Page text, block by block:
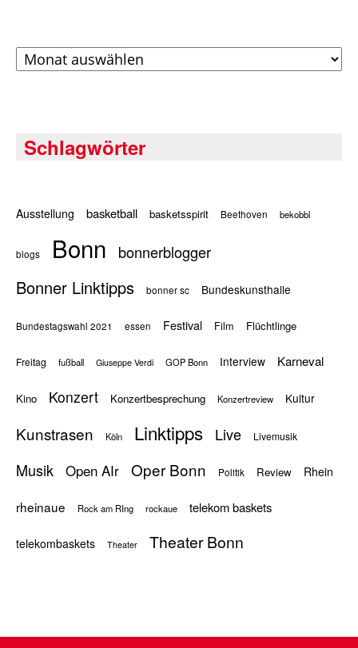
Archiv
Schlagwörter
Ausstellung basketball basketsspirit Beethoven bekobbl
blogs Bonn bonnerblogger
Bonner Linktipps bonner sc Bundeskunsthalle
Bundestagswahl 2021 essen Festival Film Flüchtlinge
Freitag fußball Giuseppe Verdi GOP Bonn Interview Karneval
Kino Konzert Konzertbesprechung Konzertreview Kultur
Kunstrasen Köln Linktipps Live Livemusik
Musik Open AIr Oper Bonn Politik Review Rhein
rheinaue Rock am RIng rockaue telekom baskets
telekombaskets Theater Theater Bonn